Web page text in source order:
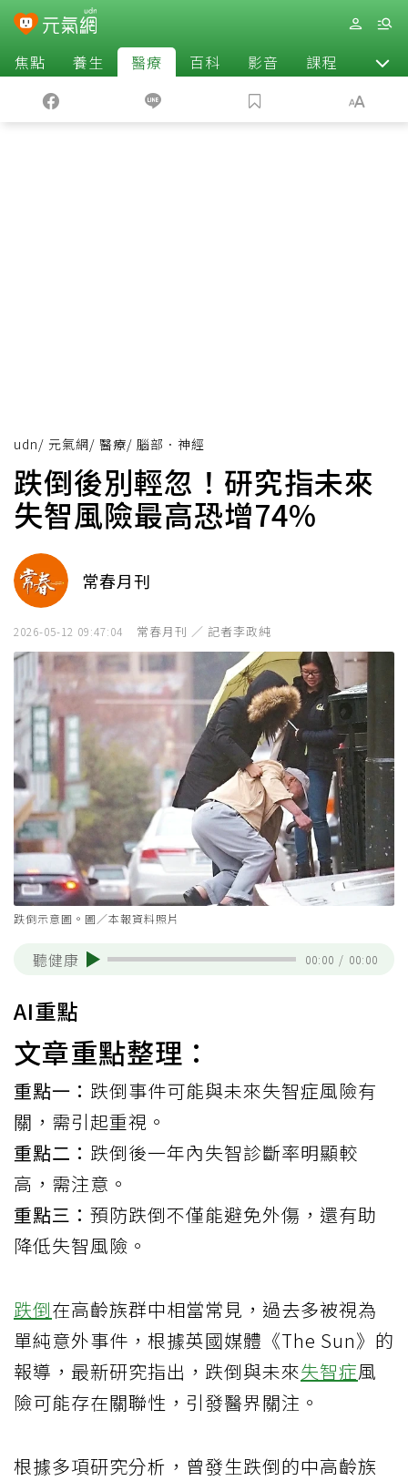
焦點 養生 醫療 百科 影音 課程 退休
udn/ 元氣網/ 醫療/ 腦部．神經
跌倒後別輕忽！研究指未來
失智風險最高恐增74%
常春月刊
2026-05-12 09:47:04 常春月刊 ／ 記者李政純
跌倒示意圖。圖／本報資料照片
聽健康 00:00 / 00:00
AI重點
文章重點整理：
重點一： 跌倒事件可能與未來失智症風險有
關，需引起重視。
重點二： 跌倒後一年內失智診斷率明顯較
高，需注意。
重點三： 預防跌倒不僅能避免外傷，還有助
降低失智風險。
跌倒在高齡族群中相當常見，過去多被視為
單純意外事件，根據英國媒體《The Sun》的
報導，最新研究指出，跌倒與未來失智症風
險可能存在關聯性，引發醫界關注。
根據多項研究分析，曾發生跌倒的中高齡族